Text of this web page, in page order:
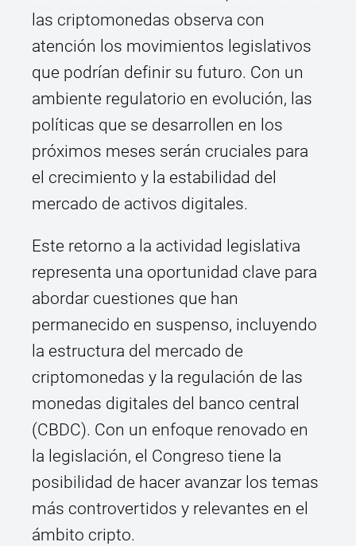
las criptomonedas observa con
atención los movimientos legislativos
que podrían definir su futuro. Con un
ambiente regulatorio en evolución, las
políticas que se desarrollen en los
próximos meses serán cruciales para
el crecimiento y la estabilidad del
mercado de activos digitales.
Este retorno a la actividad legislativa
representa una oportunidad clave para
abordar cuestiones que han
permanecido en suspenso, incluyendo
la estructura del mercado de
criptomonedas y la regulación de las
monedas digitales del banco central
(CBDC). Con un enfoque renovado en
la legislación, el Congreso tiene la
posibilidad de hacer avanzar los temas
más controvertidos y relevantes en el
ámbito cripto.